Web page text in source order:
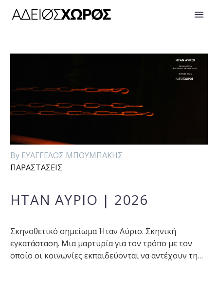
By ΕΥΑΓΓΕΛΟΣ ΜΠΟΥΜΠΑΚΗΣ
ΠΑΡΑΣΤΑΣΕΙΣ
ΗΤΑΝ ΑΥΡΙΟ | 2026
Σκηνοθετικό σημείωμα Ήταν Αύριο. Σκηνική
εγκατάσταση. Μια μαρτυρία για τον τρόπο με τον
οποίο οι κοινωνίες εκπαιδεύονται να αντέχουν τη…